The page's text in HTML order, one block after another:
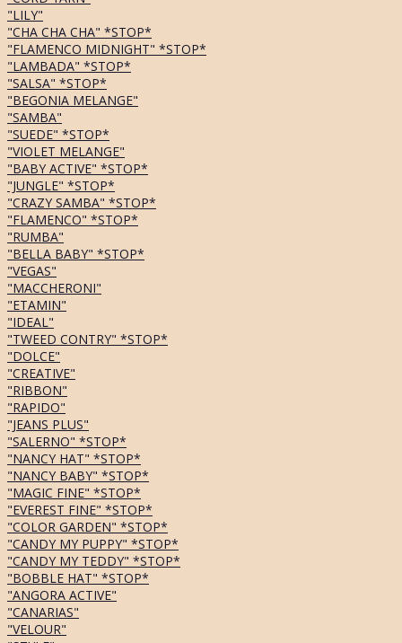
"LILY"
"CHA CHA CHA" *STOP*
"FLAMENCO MIDNIGHT" *STOP*
"LAMBADA" *STOP*
"SALSA" *STOP*
"BEGONIA MELANGE"
"SAMBA"
"SUEDE" *STOP*
"VIOLET MELANGE"
"BABY ACTIVE" *STOP*
"JUNGLE" *STOP*
"CRAZY SAMBA" *STOP*
"FLAMENCO" *STOP*
"RUMBA"
"BELLA BABY" *STOP*
"VEGAS"
"MACCHERONI"
"ETAMIN"
"IDEAL"
"TWEED CONTRY" *STOP*
"DOLCE"
"CREATIVE"
"RIBBON"
"RAPIDO"
"JEANS PLUS"
"SALERNO" *STOP*
"NANCY HAT" *STOP*
"NANCY BABY" *STOP*
"MAGIC FINE" *STOP*
"EVEREST FINE" *STOP*
"COLOR GARDEN" *STOP*
"CANDY MY PUPPY" *STOP*
"CANDY MY TEDDY" *STOP*
"BOBBLE HAT" *STOP*
"ANGORA ACTIVE"
"CANARIAS"
"VELOUR"